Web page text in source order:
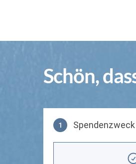
Schön,
1